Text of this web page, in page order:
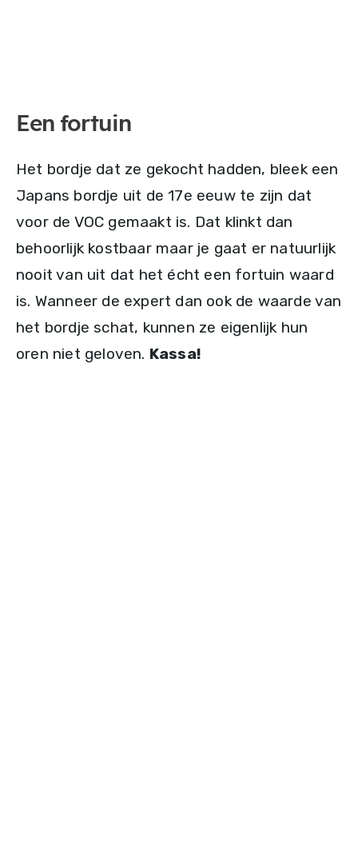
Een fortuin
Het bordje dat ze gekocht hadden, bleek een
Japans bordje uit de 17e eeuw te zijn dat
voor de VOC gemaakt is. Dat klinkt dan
behoorlijk kostbaar maar je gaat er natuurlijk
nooit van uit dat het écht een fortuin waard
is. Wanneer de expert dan ook de waarde van
het bordje schat, kunnen ze eigenlijk hun
oren niet geloven. Kassa!